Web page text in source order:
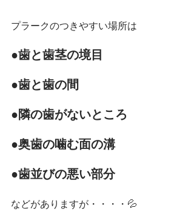
プラークのつきやすい場所は
●歯と歯茎の境目
●歯と歯の間
●隣の歯がないところ
●奥歯の噛む面の溝
●歯並びの悪い部分
などがありますが・・・・💦